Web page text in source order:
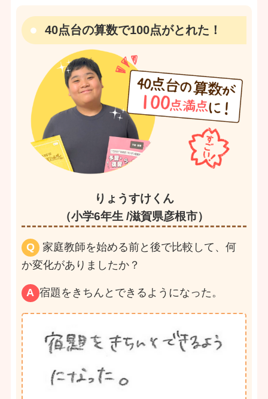
40点台の算数で100点がとれた！
りょうすけくん
（小学6年生 /滋賀県彦根市）
Q 家庭教師を始める前と後で比較して、何
か変化がありましたか？
A 宿題をきちんとできるようになった。